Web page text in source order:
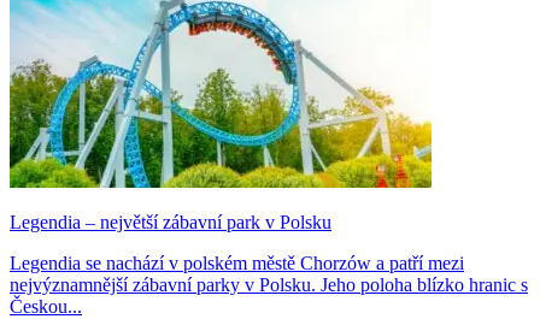
Legendia – největší zábavní park v Polsku
Legendia se nachází v polském městě Chorzów a patří mezi
nejvýznamnější zábavní parky v Polsku. Jeho poloha blízko hranic s
Českou...